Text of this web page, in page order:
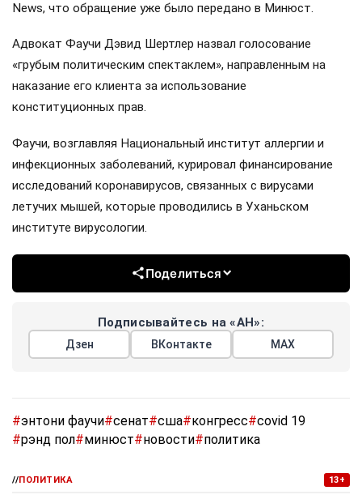
News, что обращение уже было передано в Минюст.
Адвокат Фаучи Дэвид Шертлер назвал голосование
«грубым политическим спектаклем», направленным на
наказание его клиента за использование
конституционных прав.
Фаучи, возглавляя Национальный институт аллергии и
инфекционных заболеваний, курировал финансирование
исследований коронавирусов, связанных с вирусами
летучих мышей, которые проводились в Уханьском
институте вирусологии.
Поделиться
Подписывайтесь на «АН»:
Дзен ВКонтакте МАХ
#энтони фаучи#сенат#сша#конгресс#covid 19
#рэнд пол#минюст#новости#политика
//ПОЛИТИКА 13+